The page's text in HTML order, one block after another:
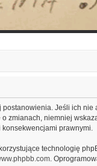
postanowienia. Jeśli ich
zmianach, niemniej
konsekwencjami prawnymi.
technologię
.